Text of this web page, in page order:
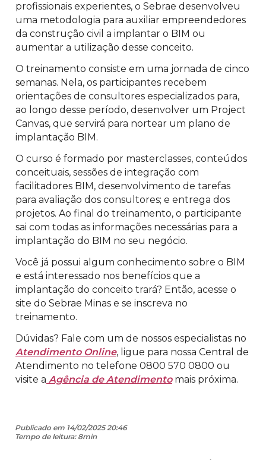
profissionais experientes, o Sebrae desenvolveu
uma metodologia para auxiliar empreendedores
da construção civil a implantar o BIM ou
aumentar a utilização desse conceito.
O treinamento consiste em uma jornada de cinco
semanas. Nela, os participantes recebem
orientações de consultores especializados para,
ao longo desse período, desenvolver um Project
Canvas, que servirá para nortear um plano de
implantação BIM.
O curso é formado por masterclasses, conteúdos
conceituais, sessões de integração com
facilitadores BIM, desenvolvimento de tarefas
para avaliação dos consultores; e entrega dos
projetos. Ao final do treinamento, o participante
sai com todas as informações necessárias para a
implantação do BIM no seu negócio.
Você já possui algum conhecimento sobre o BIM
e está interessado nos benefícios que a
implantação do conceito trará? Então, acesse o
site do Sebrae Minas e se inscreva no
treinamento.
Dúvidas? Fale com um de nossos especialistas no
Atendimento Online, ligue para nossa Central de
Atendimento no telefone 0800 570 0800 ou
visite a Agência de Atendimentomais próxima.
Publicado em 14/02/2025 20:46
Tempo de leitura: 8min